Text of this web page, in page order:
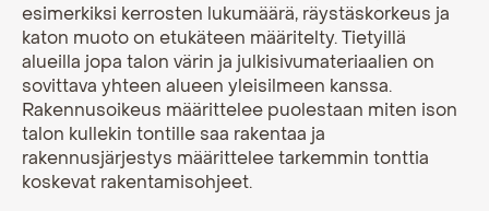
esimerkiksi kerrosten lukumäärä, räystäskorkeus ja
katon muoto on etukäteen määritelty. Tietyillä
alueilla jopa talon värin ja julkisivumateriaalien on
sovittava yhteen alueen yleisilmeen kanssa.
Rakennusoikeus määrittelee puolestaan miten ison
talon kullekin tontille saa rakentaa ja
rakennusjärjestys määrittelee tarkemmin tonttia
koskevat rakentamisohjeet.